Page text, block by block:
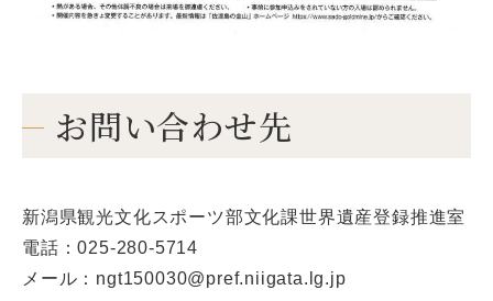
お問い合わせ先
新潟県観光文化スポーツ部文化課世界遺産登録推進室
電話：025-280-5714
メール：ngt150030@pref.niigata.lg.jp